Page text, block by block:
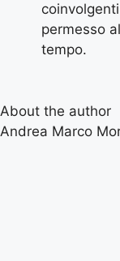
permesso
tempo.
About the author
Andrea Marco